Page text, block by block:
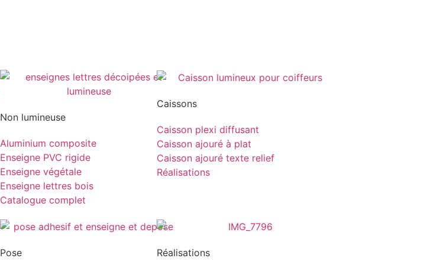
Non lumineuse
Aluminium composite
Enseigne PVC rigide
Enseigne végétale
Enseigne lettres bois
Catalogue complet
Caissons
Caisson plexi diffusant
Caisson ajouré à plat
Caisson ajouré texte relief
Réalisations
Pose Réalisations